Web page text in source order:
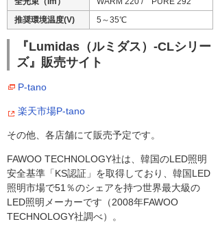
推奨環境温度(V)
5～35℃
『Lumidas（ルミダス）-CLシリー
ズ』販売サイト
P-tano
楽天市場P-tano
その他、各店舗にて販売予定です。
FAWOO TECHNOLOGY社は、韓国のLED照明
安全基準「KS認証」を取得しており、韓国LED
照明市場で51％のシェアを持つ世界最大級の
LED照明メーカーです（2008年FAWOO
TECHNOLOGY社調べ）。